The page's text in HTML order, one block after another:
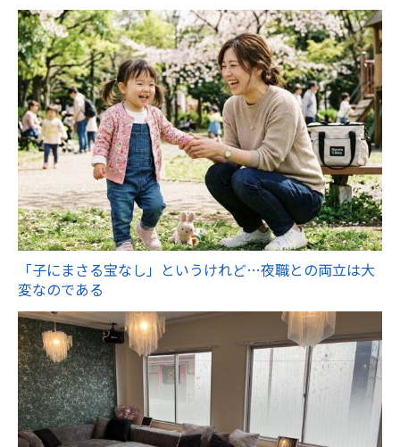
「子にまさる宝なし」というけれど…夜職との両立は大
変なのである